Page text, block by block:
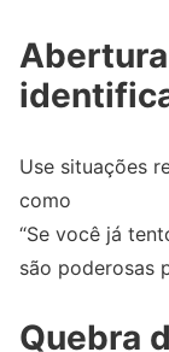
Use situações
como
“Se você já
são poderosas
Quebra